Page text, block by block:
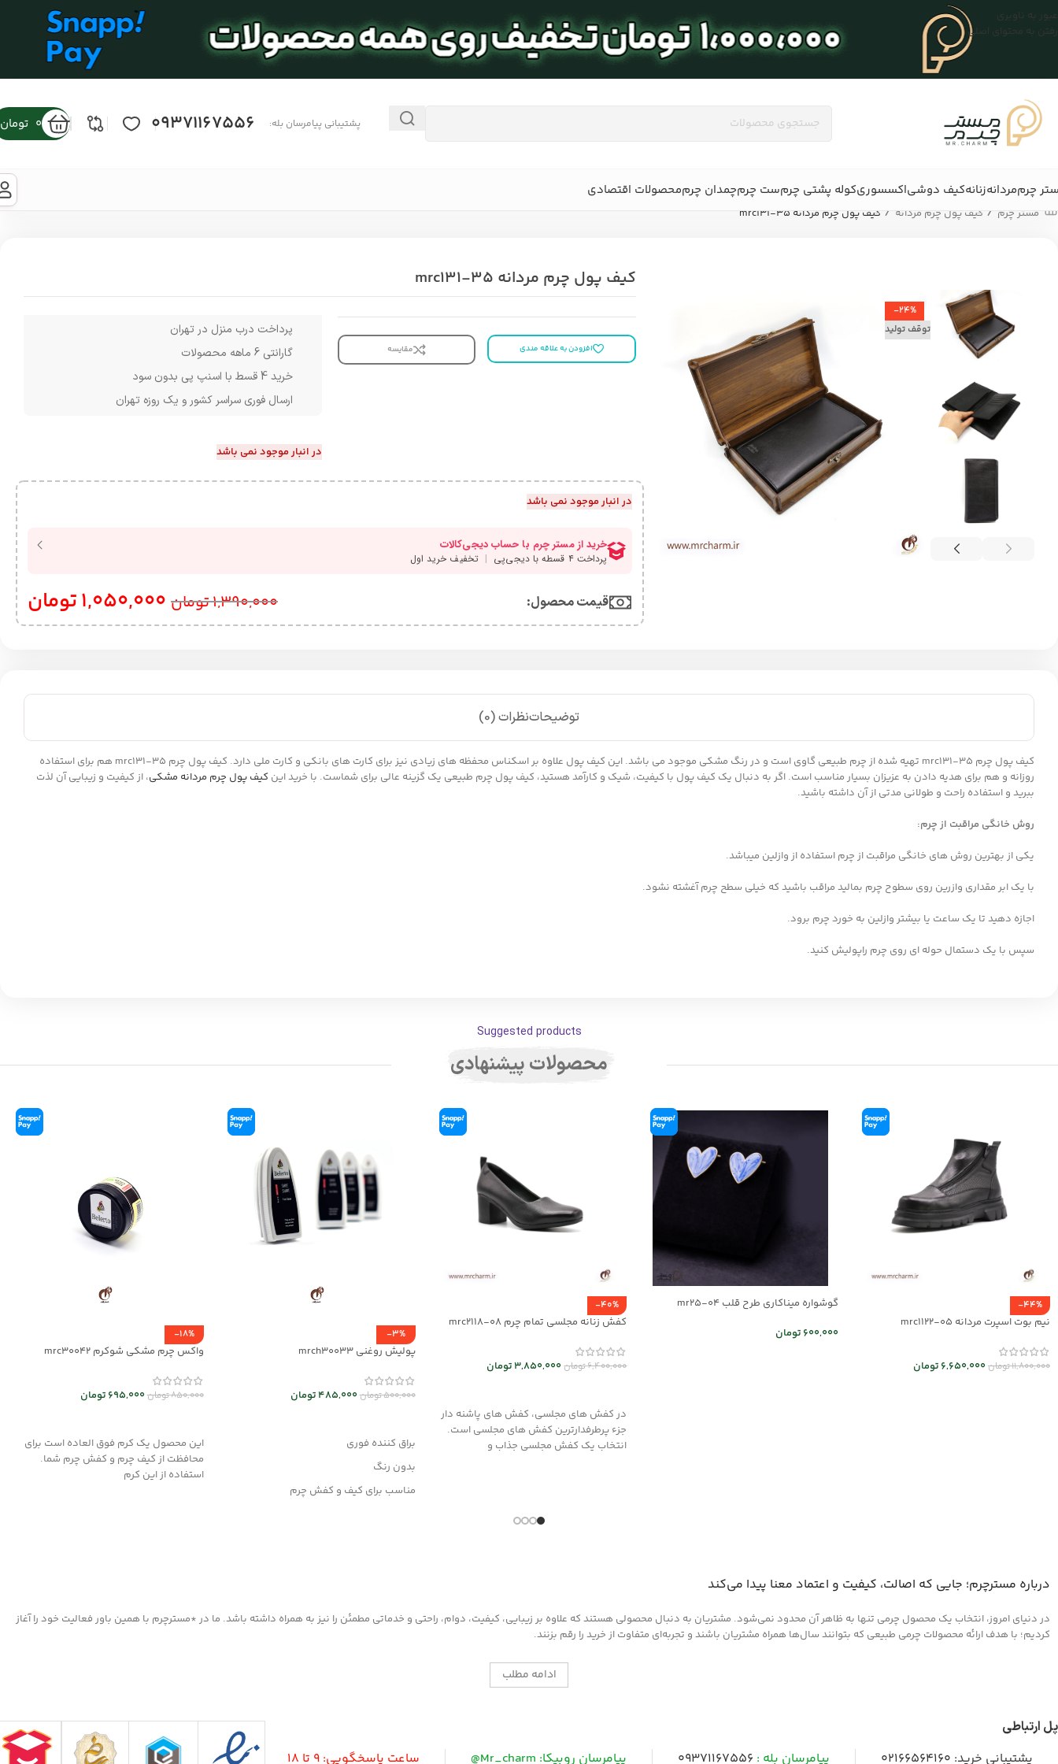
عبور به ناوبری
رفتن به محتوای اصلی
پشتیبانی پیامرسان بله: 09371167556
0 تومان
چرممردانهزنانهکیف دوشیاکسسوریکوله پشتی چرمست چرمچمدان چرممحصولات اقتصادی
مستر چرم / کیف پول چرم مردانه / کیف پول چرم مردانه mrc131-35
-24%
توقف تولید
کیف پول چرم مردانه mrc131-35
افزودن به علاقه مندی مقایسه
پرداخت درب منزل در تهران
گارانتی 6 ماهه محصولات
خرید 4 قسط با اسنپ پی بدون سود
ارسال فوری سراسر کشور و یک روزه تهران
در انبار موجود نمی باشد
در انبار موجود نمی باشد
قیمت محصول:​ 1,390,000تومان 1,050,000تومان
توضیحاتنظرات (0)
کیف پول چرم mrc131-35 تهیه شده از چرم طبیعی گاوی است و در رنگ مشکی موجود می باشد. این کیف پول علاوه بر اسکناس محفظه های زیادی نیز برای کارت های بانکی و کارت ملی دارد. کیف پول چرم mrc131-35 هم برای استفاده
روزانه و هم برای هدیه دادن به عزیزان بسیار مناسب است. اگر به دنبال یک کیف پول با کیفیت، شیک و کارآمد هستید، کیف پول چرم طبیعی یک گزینه عالی برای شماست. با خرید این کیف پول چرم مردانه مشکی، از کیفیت و زیبایی آن لذت
ببرید و استفاده راحت و طولانی مدتی از آن داشته باشید.
روش خانگی مراقبت از چرم:
یکی از بهترین روش های خانگی مراقبت از چرم استفاده از وازلین میباشد.
با یک ابر مقداری وازرین روی سطوح چرم بمالید مراقب باشید که خیلی سطح چرم آغشته نشود.
اجازه دهید تا یک ساعت یا بیشتر وازلین به خورد چرم برود.
سپس با یک دستمال حوله ای روی چرم راپولیش کنید.
Suggested products
محصولات پیشنهادی
-44%
نیم بوت اسپرت مردانه mrc1122-05
11,800,000تومان6,650,000 تومان
گوشواره میناکاری طرح قلب mr25-04
600,000 تومان
-40%
کفش زنانه مجلسی تمام چرم mrc2118-08
6,400,000تومان3,850,000تومان
در کفش های مجلسی، کفش های پاشنه دار
جزء پرطرفدارترین کفش های مجلسی است.
انتخاب یک کفش مجلسی جذاب و
-3%
پولیش روغنی mrch30033
500,000تومان485,000تومان
براق کننده فوری
بدون رنگ
مناسب برای کیف و کفش چرم
-18%
واکس چرم مشکی شوکرم mrc30042
850,000تومان695,000 تومان
این محصول یک کرم فوق العاده است برای
محافظت از کیف چرم و کفش چرم شما.
استفاده از این کرم
درباره مسترچرم؛ جایی که اصالت، کیفیت و اعتماد معنا پیدا می‌کند
در دنیای امروز، انتخاب یک محصول چرمی تنها به ظاهر آن محدود نمی‌شود. مشتریان به دنبال محصولی هستند که علاوه بر زیبایی، کیفیت، دوام، راحتی و خدماتی مطمئن را نیز به همراه داشته باشد. ما در *مسترچرم با همین باور فعالیت خود را آغاز
کردیم؛ با هدف ارائه محصولات چرمی طبیعی که بتوانند سال‌ها همراه مشتریان باشند و تجربه‌ای متفاوت از خرید را رقم بزنند.
ادامه مطلب
پل ارتباطی
پشتیبانی خرید: 02166564160 پیامرسان بله : 09371167556 پیامرسان روبیکا: Mr_charm@ ساعت پاسخگویی: 9 تا 18